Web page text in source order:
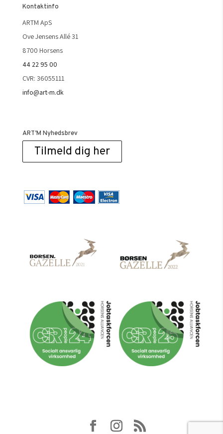
Kontaktinfo
ARTM ApS
Ove Jensens Allé 31
8700 Horsens
44 22 95 00
CVR: 36055111
info@art-m.dk
ART’M Nyhedsbrev
Tilmeld dig her